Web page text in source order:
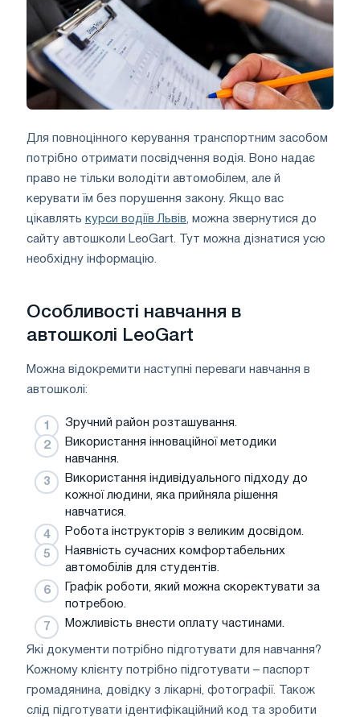
Для повноцінного керування транспортним засобом
потрібно отримати посвідчення водія. Воно надає
право не тільки володіти автомобілем, але й
керувати їм без порушення закону. Якщо вас
цікавлять курси водіїв Львів, можна звернутися до
сайту автошколи LeoGart. Тут можна дізнатися усю
необхідну інформацію.
Особливості навчання в
автошколі LeoGart
Можна відокремити наступні переваги навчання в
автошколі:
Зручний район розташування.
Використання інноваційної методики
навчання.
Використання індивідуального підходу до
кожної людини, яка прийняла рішення
навчатися.
Робота інструкторів з великим досвідом.
Наявність сучасних комфортабельних
автомобілів для студентів.
Графік роботи, який можна скоректувати за
потребою.
Можливість внести оплату частинами.
Які документи потрібно підготувати для навчання?
Кожному клієнту потрібно підготувати – паспорт
громадянина, довідку з лікарні, фотографії. Також
слід підготувати ідентифікаційний код та зробити